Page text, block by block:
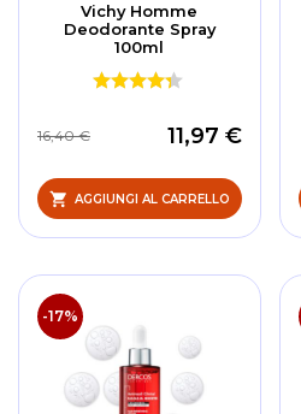
Vichy Homme
Deodorante Spray
100ml
11,97 €
16,40 €
AGGIUNGI AL CARRELLO
-17%